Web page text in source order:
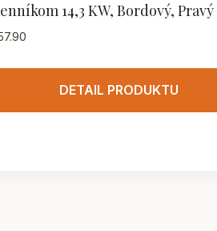
14,3 KW, Bordový, Pravý
DETAIL PRODUKTU